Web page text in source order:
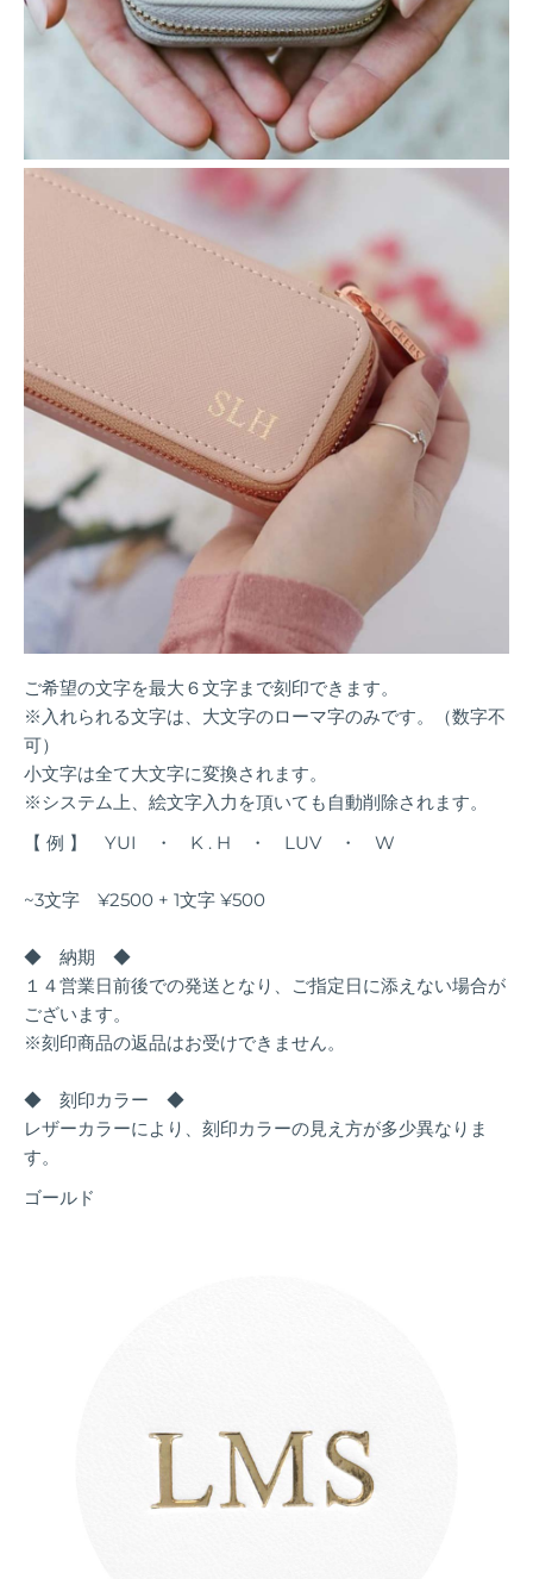
ご希望の文字を最大６文字まで刻印できます。
※入れられる文字は、大文字のローマ字のみです。（数字不
可）
小文字は全て大文字に変換されます。
※システム上、絵文字入力を頂いても自動削除されます。
【 例 】 YUI ・ K . H ・ LUV ・ W
~3文字 ¥2500 + 1文字 ¥500
◆ 納期 ◆
１４営業日前後での発送となり、ご指定日に添えない場合が
ございます。
※刻印商品の返品はお受けできません。
◆ 刻印カラー ◆
レザーカラーにより、刻印カラーの見え方が多少異なりま
す。
ゴールド